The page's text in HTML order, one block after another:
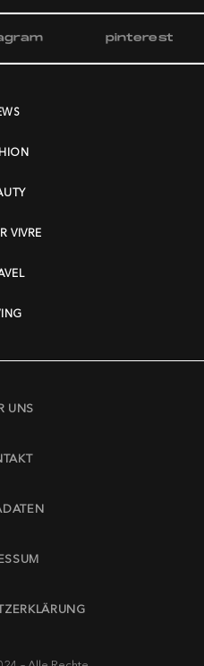
pinterest
VIVRE
UNS